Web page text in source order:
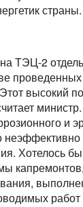
страны.
ТЭЦ-2
высокий
и
Хотелось